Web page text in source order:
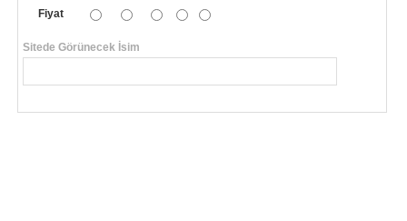
Fiyat
Sitede Görünecek İsim